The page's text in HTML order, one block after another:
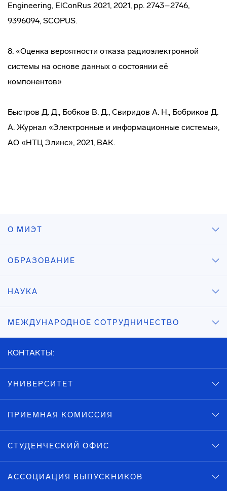
Engineering, ElConRus 2021, 2021, pp. 2743–2746,
9396094, SCOPUS.
8. «Оценка вероятности отказа радиоэлектронной
системы на основе данных о состоянии её
компонентов»
Быстров Д. Д., Бобков В. Д., Свиридов А. Н., Бобриков Д.
А. Журнал «Электронные и информационные системы»,
АО «НТЦ Элинс», 2021, ВАК.
О МИЭТ
ОБРАЗОВАНИЕ
НАУКА
МЕЖДУНАРОДНОЕ СОТРУДНИЧЕСТВО
КОНТАКТЫ:
УНИВЕРСИТЕТ
ПРИЕМНАЯ КОМИССИЯ
СТУДЕНЧЕСКИЙ ОФИС
АССОЦИАЦИЯ ВЫПУСКНИКОВ